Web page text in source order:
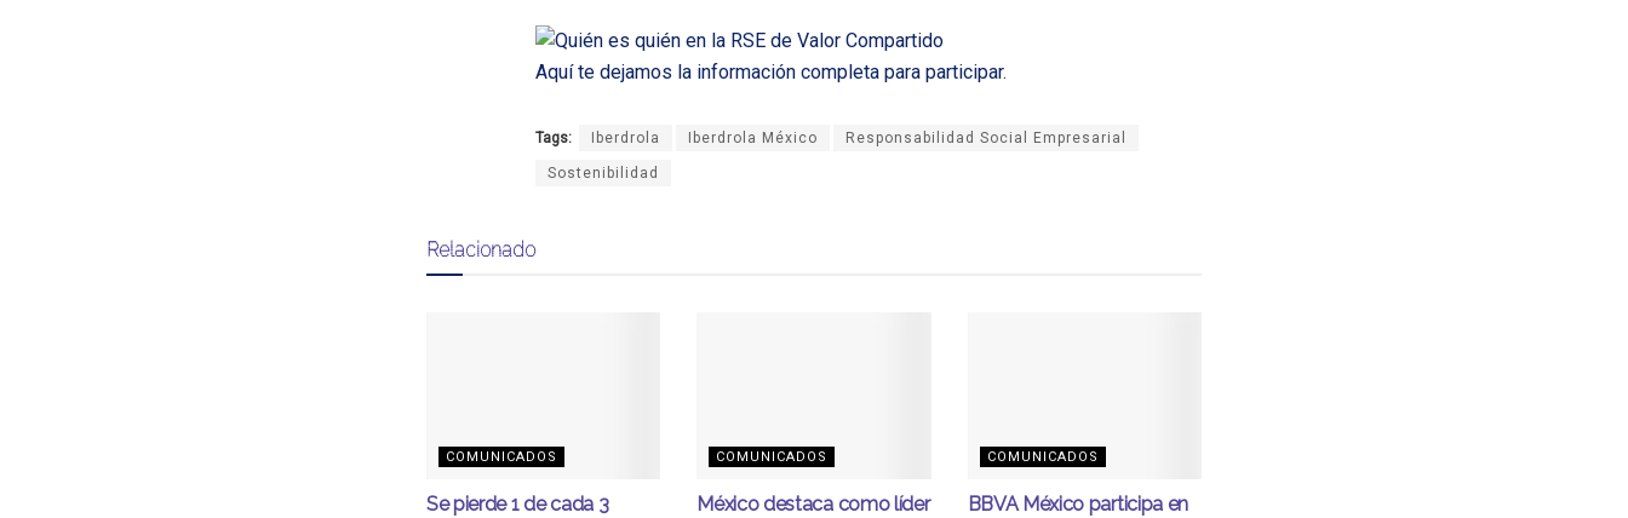
Aquí te dejamos la información completa para participar.
Tags: Iberdrola Iberdrola México Responsabilidad Social Empresarial
Sostenibilidad
Relacionado
COMUNICADOS
Se pierde 1 de cada 3
COMUNICADOS
México destaca como líder
COMUNICADOS
BBVA México participa en